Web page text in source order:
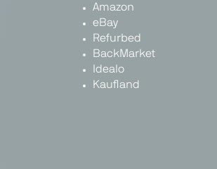
Amazon
eBay
Refurbed
BackMarket
Idealo
Kaufland